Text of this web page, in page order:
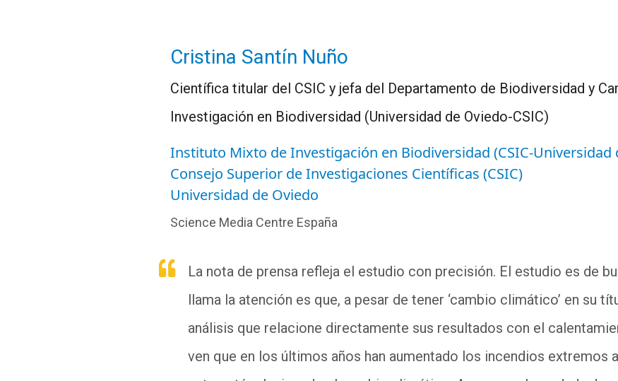
Cristina Santín Nuño
Científica titular del CSIC y jefa del Departamento de Biodiversidad y
Investigación en Biodiversidad (Universidad de Oviedo-CSIC)
Instituto Mixto de Investigación en Biodiversidad (CSIC-
Consejo Superior de Investigaciones Científicas (CSIC)
Universidad de Oviedo
Science Media Centre España
La nota de prensa refleja el estudio con precisión. El estudio es de
llama la atención es que, a pesar de tener ‘cambio climático’ en su
análisis que relacione directamente sus resultados con el
ven que en los últimos años han aumentado los incendios extremos